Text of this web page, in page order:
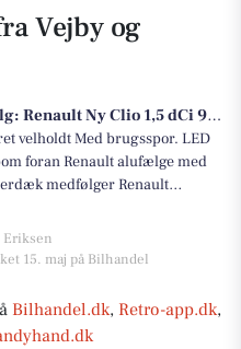
Vejby og
Renault Ny Clio 1,5 dCi 90 Sport Tourer
Med brugsspor. LED
alufælge med
medfølger Renault
Aircondition/klima
Eriksen
15. maj på Bilhandel
Bilhandel.dk, Retro-app.dk,